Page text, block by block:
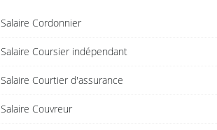
Salaire Cordonnier
Salaire Coursier indépendant
Salaire Courtier d'assurance
Salaire Couvreur